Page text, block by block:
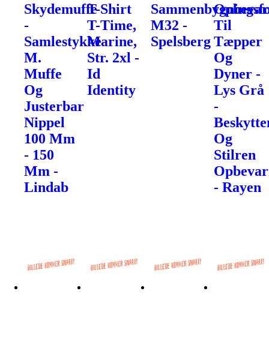
Skydemuffe
-
Samlestykke
M.
Muffe
Og
Justerbar
Nippel
100 Mm
- 150
Mm -
Lindab
T-Shirt
T-Time,
Marine,
Str. 2xl -
Id
Identity
M32 -
Spelsberg
Til
Tæpper
Og
Dyner -
Lys Grå
-
Og
Stilren
- Rayen